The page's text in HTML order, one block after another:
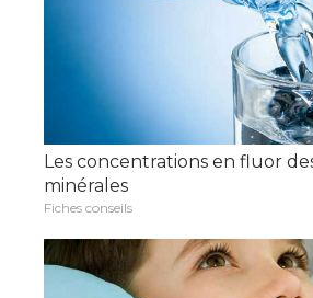
Les concentrations en fluor
minérales
Fiches conseils